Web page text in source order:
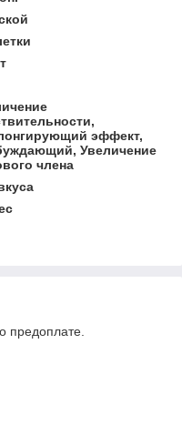
эффект,
Увеличение
члена
предоплате.